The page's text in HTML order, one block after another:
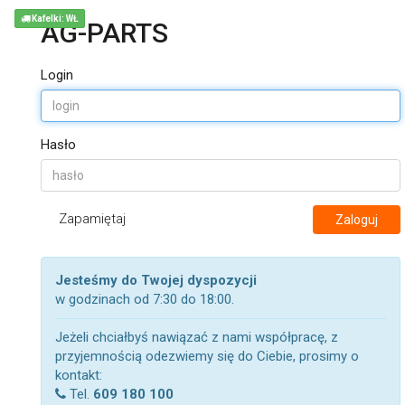
AG-PARTS
Login
Hasło
Zapamiętaj Zaloguj
Jesteśmy do Twojej dyspozycji
w godzinach od 7:30 do 18:00.
Jeżeli chciałbyś nawiązać z nami współpracę, z
przyjemnością odezwiemy się do Ciebie, prosimy o
kontakt:
Tel. 609 180 100
Kafelki: WŁ